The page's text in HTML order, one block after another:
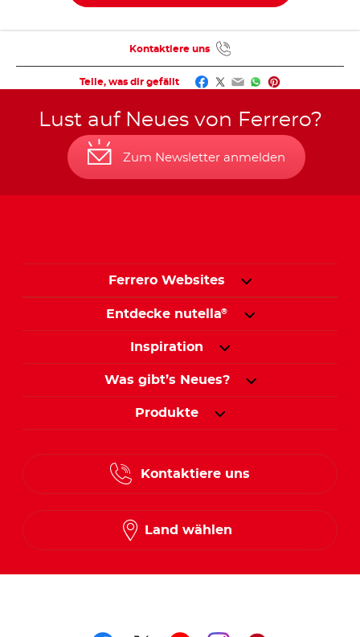
Teile, was dir gefällt Facebook
Twitter
EmailWhatsApp
Pinterest
Kontaktiere uns
Lust auf Neues von Ferrero?
Zum Newsletter anmelden
Ferrero Websites
Entdecke nutella®
Inspiration
Was gibt’s Neues?
Produkte
Kontaktiere uns
Land wählen